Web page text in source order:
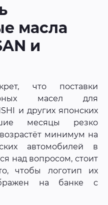
масла
и
что поставки
масел для
и других японских
месяцы резко
минимум на
автомобилей в
над вопросом, стоит
чтобы логотип их
на банке с